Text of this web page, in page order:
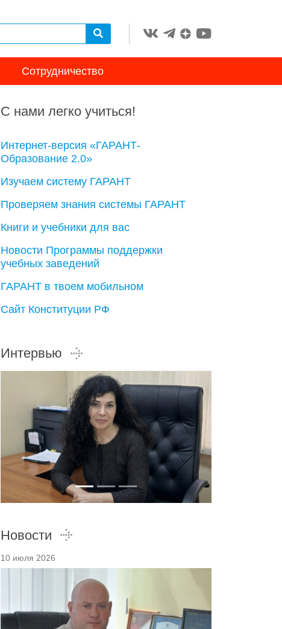
Сотрудничество
С нами легко учиться!
Интернет-версия «ГАРАНТ-
Образование 2.0»
Изучаем систему ГАРАНТ
Проверяем знания системы ГАРАНТ
Книги и учебники для вас
Новости Программы поддержки
учебных заведений
ГАРАНТ в твоем мобильном
Сайт Конституции РФ
Интервью
Новости
10 июля 2026